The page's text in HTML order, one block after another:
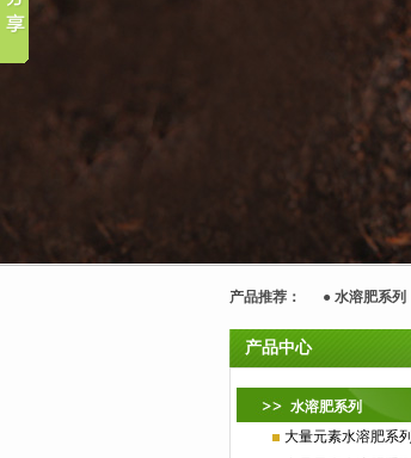
产品推荐： ● 水溶肥系列
产品中心
水溶肥系列
大量元素水溶肥系列